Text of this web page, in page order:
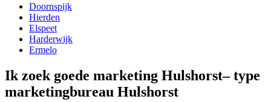
Doornspijk
Hierden
Elspeet
Harderwijk
Ermelo
Ik zoek goede marketing Hulshorst– type
marketingbureau Hulshorst